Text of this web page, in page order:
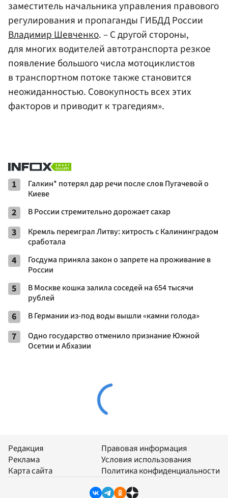
заместитель начальника управления правового
регулирования и пропаганды ГИБДД России
Владимир Шевченко. – С другой стороны,
для многих водителей автотранспорта резкое
появление большого числа мотоциклистов
в транспортном потоке также становится
неожиданностью. Совокупность всех этих
факторов и приводит к трагедиям».
1
Галкин* потерял дар речи после слов Пугачевой о
Киеве
2 В России стремительно дорожает сахар
3
Кремль переиграл Литву: хитрость с Калининградом
сработала
4
Госдума приняла закон о запрете на проживание в
России
5
В Москве кошка залила соседей на 654 тысячи
рублей
6 В Германии из-под воды вышли «камни голода»
7
Одно государство отменило признание Южной
Осетии и Абхазии
Редакция
Реклама
Карта сайта
Правовая информация
Условия использования
Политика конфиденциальности